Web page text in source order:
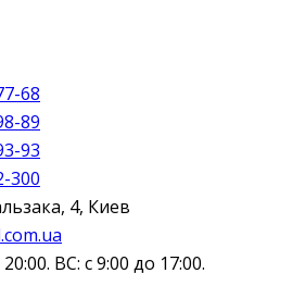
68
89
93
300
4, Киев
ВС: с 9:00 до 17:00.